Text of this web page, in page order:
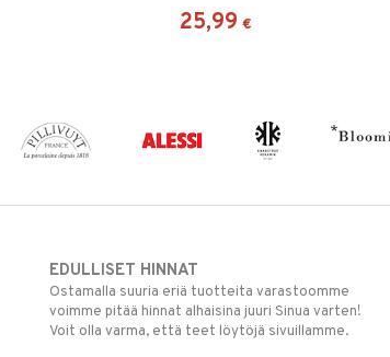
25,99 €
EDULLISET HINNAT
Ostamalla suuria eriä tuotteita varastoomme
voimme pitää hinnat alhaisina juuri Sinua varten!
Voit olla varma, että teet löytöjä sivuillamme.